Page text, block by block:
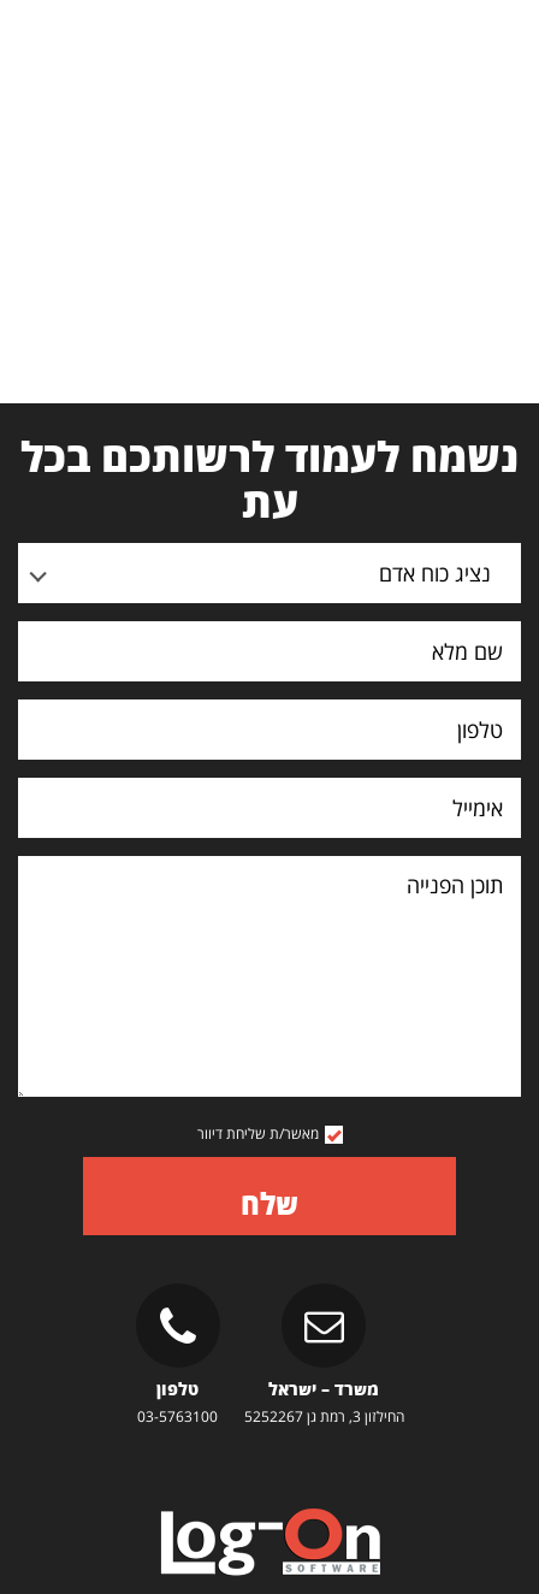
נשמח לעמוד לרשותכם בכל
עת
נציג כוח אדם
תוכן
הפנייה
מאשר/ת שליחת דיוור
שלח
משרד – ישראל
החילזון 3, רמת גן 5252267
טלפון
03-5763100